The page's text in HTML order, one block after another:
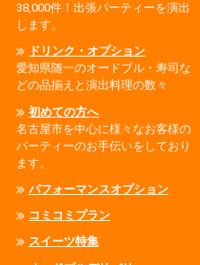
38,000件！出張パーティーを演出
します。
ドリンク・オプション
愛知県随一のオードブル・寿司な
どの品揃えと演出料理の数々
初めての方へ
名古屋市を中心に様々なお客様の
パーティーのお手伝いをしており
ます。
パフォーマンスオプション
コミコミプラン
スイーツ特集